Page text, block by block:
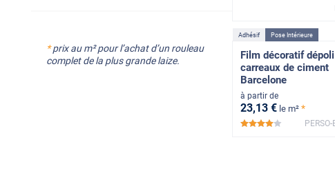
*prix au m² pour l’achat d’un rouleau
complet de la plus grande laize.
Adhésif Pose Intérieure
Film décoratif dépoli
carreaux de ciment
Barcelone
à partir de
23,13 € le m² *
*****